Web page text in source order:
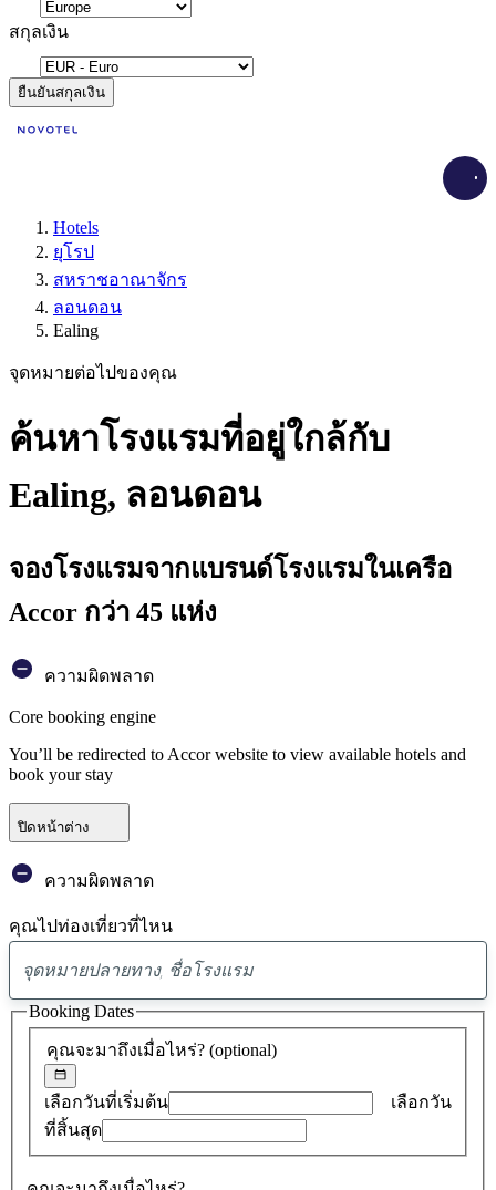
สกุลเงิน
ยืนยันสกุลเงิน
Hotels
ยุโรป
สหราชอาณาจักร
ลอนดอน
Ealing
จุดหมายต่อไปของคุณ
ค้นหาโรงแรมที่อยู่ใกล้กับ
Ealing, ลอนดอน
จองโรงแรมจากแบรนด์โรงแรมในเครือ
Accor กว่า 45 แห่ง
ความผิดพลาด
Core booking engine
You’ll be redirected to Accor website to view available hotels and
book your stay
ปิดหน้าต่าง
ความผิดพลาด
คุณไปท่องเที่ยวที่ไหน
พบ
ข้อ
เสนอ
0
คุณจะมาถึงเมื่อไหร่? (optional)
เลือกวันที่เริ่มต้น
เลือกวัน
ที่สิ้นสุด
Booking Dates